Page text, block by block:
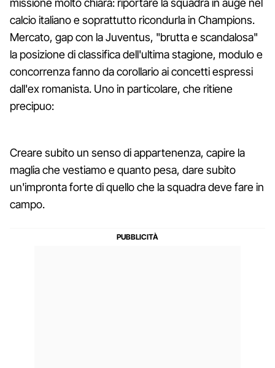
missione molto chiara: riportare la squadra in auge nel
calcio italiano e soprattutto ricondurla in Champions.
Mercato, gap con la Juventus, "brutta e scandalosa"
la posizione di classifica dell'ultima stagione, modulo e
concorrenza fanno da corollario ai concetti espressi
dall'ex romanista. Uno in particolare, che ritiene
precipuo:
Creare subito un senso di appartenenza, capire la
maglia che vestiamo e quanto pesa, dare subito
un'impronta forte di quello che la squadra deve fare in
campo.